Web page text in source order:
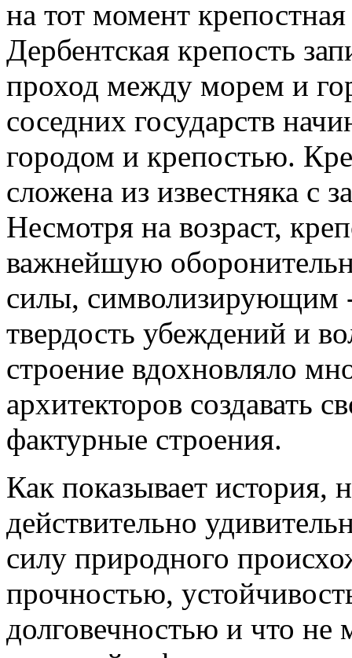
на тот момент
Дербентская крепость
проход между морем и
соседних государств
городом и крепостью.
сложена из известняка с
Несмотря на возраст,
важнейшую
силы, символизирующим
твердость убеждений и
строение вдохновляло
архитекторов создавать
фактурные строения.
Как показывает история,
действительно
силу природного
прочностью,
долговечностью и что